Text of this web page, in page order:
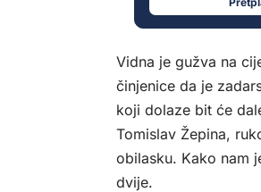
Vidna je gužva na
činjenice da je
koji dolaze bit će
Tomislav Žepina,
obilasku. Kako nam
dvije.